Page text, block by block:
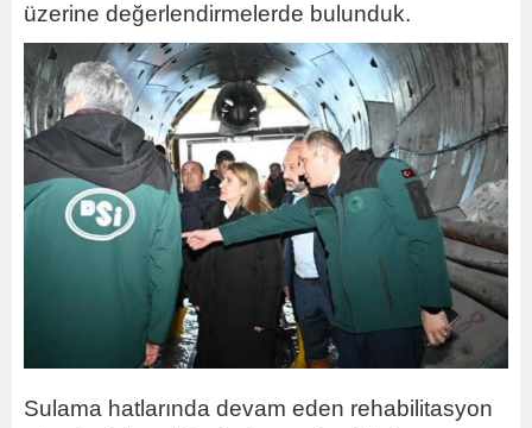
üzerine değerlendirmelerde bulunduk.
Sulama hatlarında devam eden rehabilitasyon